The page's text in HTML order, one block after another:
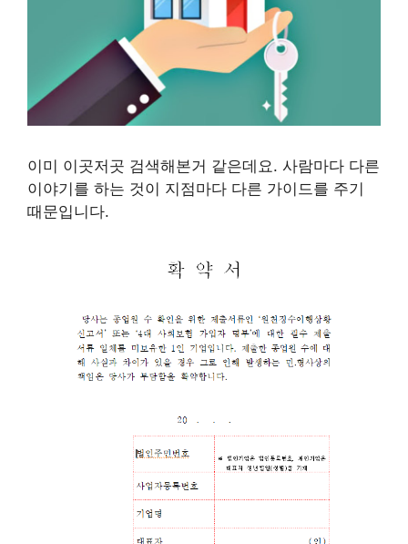
이미 이곳저곳 검색해본거 같은데요. 사람마다 다른
이야기를 하는 것이 지점마다 다른 가이드를 주기
때문입니다.